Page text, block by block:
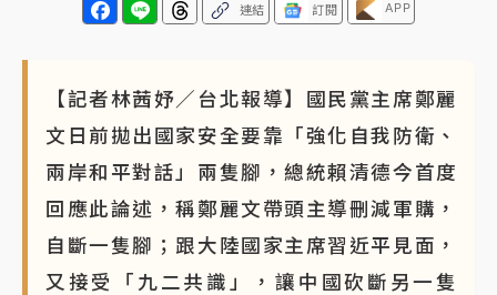
連結 訂閱 APP
【記者林茜妤／台北報導】國民黨主席鄭麗
文日前拋出國家安全要靠「強化自我防衛、
兩岸和平對話」兩隻腳，總統賴清德今首度
回應此論述，稱鄭麗文帶頭主導刪減軍購，
自斷一隻腳；跟大陸國家主席習近平見面，
又接受「九二共識」，讓中國砍斷另一隻